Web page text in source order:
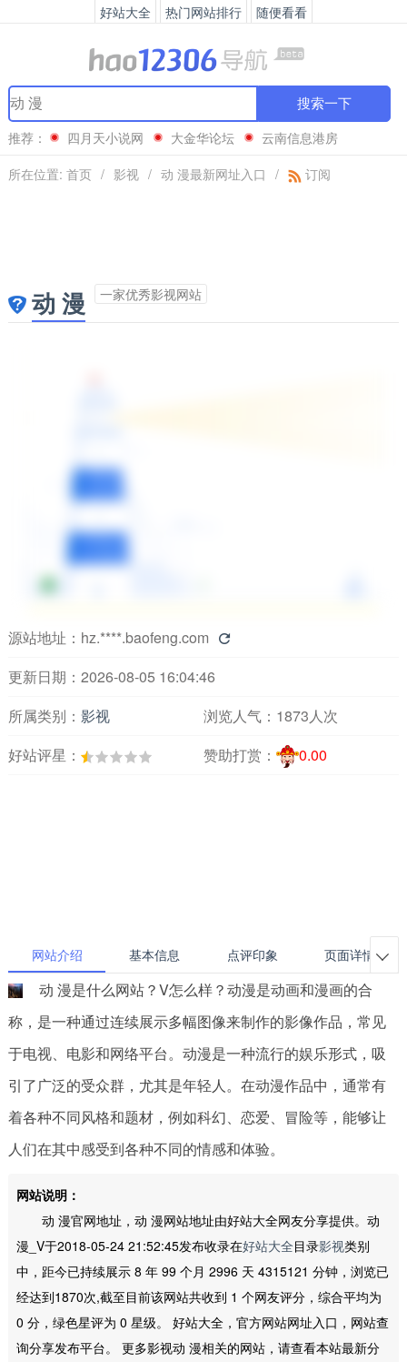
好站大全 热门网站排行 随便看看
搜索一下
推荐： 四月天小说网 大金华论坛
云南信息港房
所在位置: 首页 / 影视 / 动 漫最新网址入口 / 订阅
动 漫 一家优秀影视网站
源站地址： hz.****.baofeng.com 
更新日期：2026-08-05 16:04:46
所属类别： 影视 浏览人气： 1873人次
好站评星：
赞助打赏： 0.00
网站介绍 基本信息 点评印象 页面详情 
动 漫是什么网站？V怎么样？动漫是动画和漫画的合
称，是一种通过连续展示多幅图像来制作的影像作品，常见
于电视、电影和网络平台。动漫是一种流行的娱乐形式，吸
引了广泛的受众群，尤其是年轻人。在动漫作品中，通常有
着各种不同风格和题材，例如科幻、恋爱、冒险等，能够让
人们在其中感受到各种不同的情感和体验。
网站说明：
动 漫官网地址，动 漫网站地址由好站大全网友分享提供。动
漫_V于2018-05-24 21:52:45发布收录在好站大全目录影视类别
中，距今已持续展示 8 年 99 个月 2996 天 4315121 分钟，浏览已
经达到1870次,截至目前该网站共收到 1 个网友评分，综合平均为
0 分，绿色星评为 0 星级。 好站大全，官方网站网址入口，网站查
询分享发布平台。 更多影视动 漫相关的网站，请查看本站最新分